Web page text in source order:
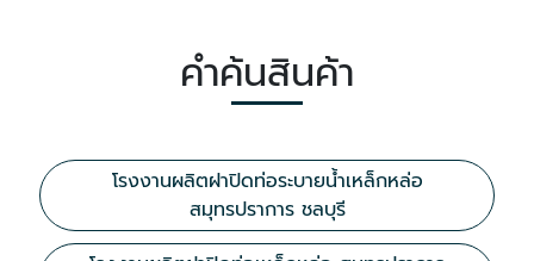
คำค้นสินค้า
โรงงานผลิตฝาปิดท่อระบายน้ำเหล็กหล่อ
สมุทรปราการ ชลบุรี